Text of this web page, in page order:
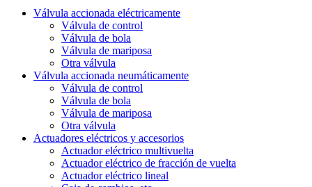
Válvula accionada eléctricamente
Válvula de control
Válvula de bola
Válvula de mariposa
Otra válvula
Válvula accionada neumáticamente
Válvula de control
Válvula de bola
Válvula de mariposa
Otra válvula
Actuadores eléctricos y accesorios
Actuador eléctrico multivuelta
Actuador eléctrico de fracción de vuelta
Actuador eléctrico lineal